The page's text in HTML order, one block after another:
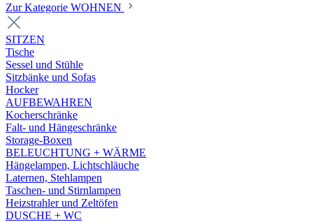
Zur Kategorie WOHNEN
SITZEN
Tische
Sessel und Stühle
Sitzbänke und Sofas
Hocker
AUFBEWAHREN
Kocherschränke
Falt- und Hängeschränke
Storage-Boxen
BELEUCHTUNG + WÄRME
Hängelampen, Lichtschläuche
Laternen, Stehlampen
Taschen- und Stirnlampen
Heizstrahler und Zeltöfen
DUSCHE + WC